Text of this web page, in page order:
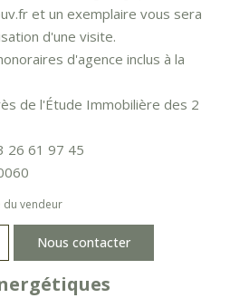
et un exemplaire vous sera
d'une visite.
d'agence inclus à la
de l'Étude Immobilière des 2
26 61 97 45
du vendeur
Nous contacter